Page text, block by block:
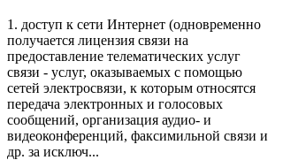
1. доступ к сети Интернет (одновременно
получается лицензия связи на
предоставление телематических услуг
связи - услуг, оказываемых с помощью
сетей электросвязи, к которым относятся
передача электронных и голосовых
сообщений, организация аудио- и
видеоконференций, факсимильной связи и
др. за исключ...